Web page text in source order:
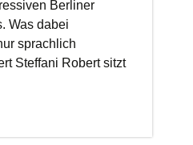
Berliner
Was dabei
sprachlich
Steffani Robert sitzt